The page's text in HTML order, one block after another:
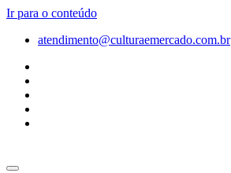
Ir para o conteúdo
atendimento@culturaemercado.com.br